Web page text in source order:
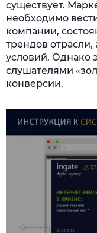
существует.
необходимо
компании,
трендов отрасли,
условий. Однако
слушателями
конверсии.